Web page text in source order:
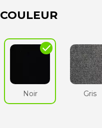
COULEUR
check
Noir Gris